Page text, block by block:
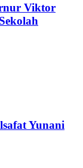
Viktor
Yunani